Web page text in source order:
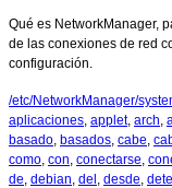
Qué es NetworkManager,
de las conexiones de red
configuración.
/etc/NetworkManager/
aplicaciones, applet, arch,
basado, basados, cabe,
como, con, conectarse,
de, debian, del , desde,